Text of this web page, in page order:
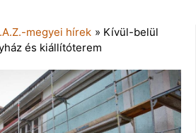
megyei hírek » Kívül-belül
és kiállítóterem